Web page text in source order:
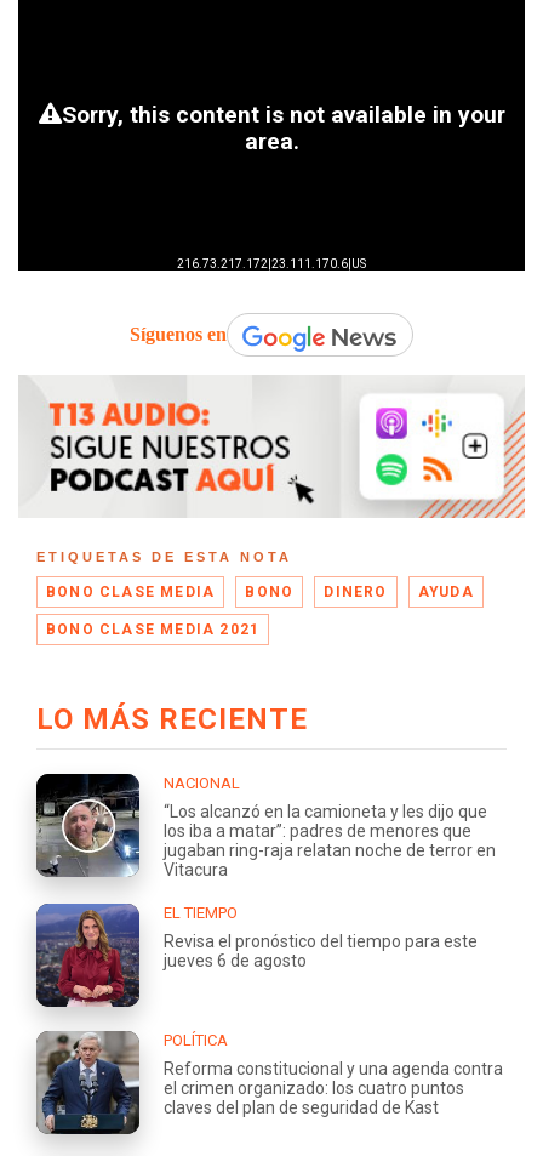
Síguenos en
ETIQUETAS DE ESTA NOTA
BONO CLASE MEDIA BONO DINERO AYUDA
BONO CLASE MEDIA 2021
LO MÁS RECIENTE
NACIONAL
“Los alcanzó en la camioneta y les dijo que
los iba a matar”: padres de menores que
jugaban ring-raja relatan noche de terror en
Vitacura
EL TIEMPO
Revisa el pronóstico del tiempo para este
jueves 6 de agosto
POLÍTICA
Reforma constitucional y una agenda contra
el crimen organizado: los cuatro puntos
claves del plan de seguridad de Kast